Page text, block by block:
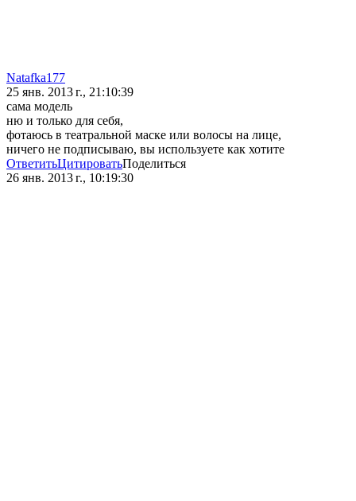
Natafka177
25 янв. 2013 г., 21:10:39
сама модель
ню и только для себя,
фотаюсь в театральной маске или волосы на лице,
ничего не подписываю, вы используете как хотите
ОтветитьЦитироватьПоделиться
26 янв. 2013 г., 10:19:30